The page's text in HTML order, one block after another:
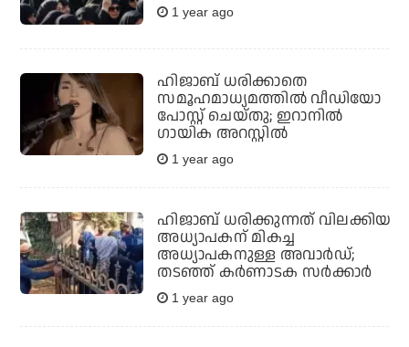
1 year ago
ഹിജാബ് ധരിക്കാതെ
സമൂഹമാധ്യമത്തില്‍ വീഡിയോ
പോസ്റ്റ് ചെയ്തു; ഇറാനില്‍
ഗായിക അറസ്റ്റില്‍
1 year ago
ഹിജാബ് ധരിക്കുന്നത് വിലക്കിയ
അധ്യാപകന് മികച്ച
അധ്യാപകനുള്ള അവാര്‍ഡ്;
തടഞ്ഞ് കര്‍ണാടക സര്‍ക്കാര്‍
1 year ago